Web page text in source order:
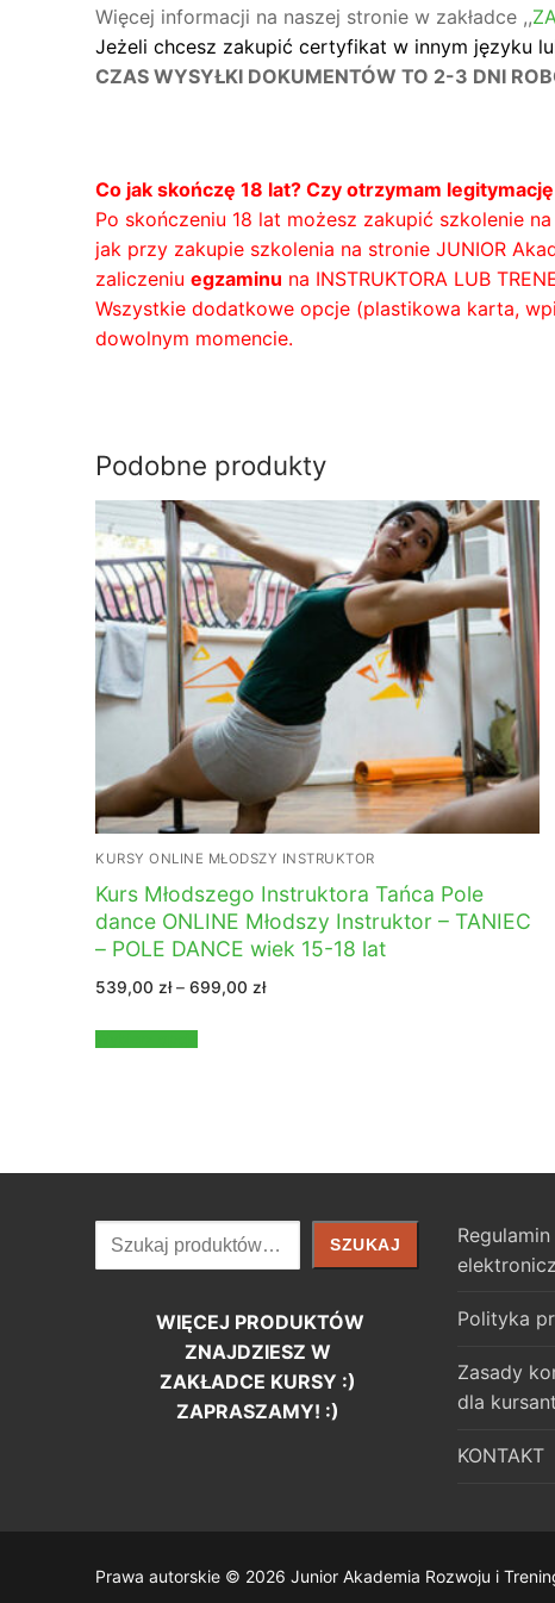
Więcej informacji na naszej stronie w zakładce ,,
Jeżeli chcesz zakupić certyfikat w innym języku
CZAS WYSYŁKI DOKUMENTÓW TO 2-3 DNI
Co jak skończę 18 lat? Czy otrzymam
Po skończeniu 18 lat możesz zakupić szkolenie
jak przy zakupie szkolenia na stronie JUNIOR
zaliczeniu egzaminu na INSTRUKTORA LUB
Wszystkie dodatkowe opcje (plastikowa karta,
dowolnym momencie.
Podobne produkty
KURSY ONLINE MŁODSZY INSTRUKTOR
Kurs Młodszego Instruktora Tańca Pole
dance ONLINE Młodszy Instruktor – TANIEC
– POLE DANCE wiek 15-18 lat
539,00 zł – 699,00 złZakres
Szukaj SZUKAJ
WIĘCEJ PRODUKTÓW
ZNAJDZIESZ W
ZAKŁADCE KURSY :)
ZAPRASZAMY! :)
Polityka
Zasady
dla
KONTAKT
Prawa autorskie © 2026 Junior Akademia Rozwoju i